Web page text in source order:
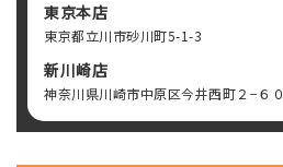
東京本店
東京都立川市砂川町5-1-3
新川崎店
神奈川県川崎市中原区今井西町２−６０